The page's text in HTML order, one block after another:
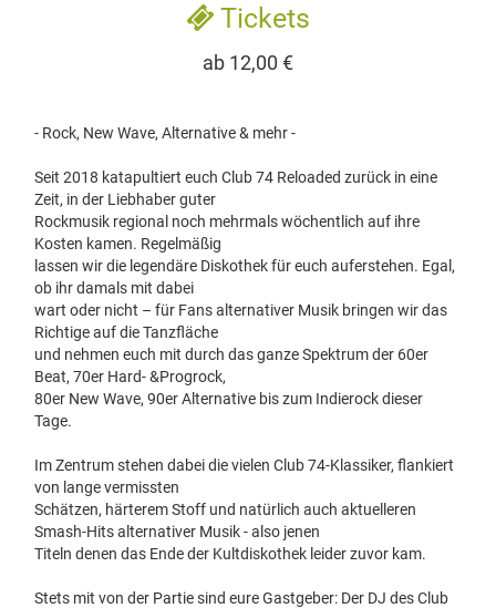
Tickets
ab 12,00 €
- Rock, New Wave, Alternative & mehr -
Seit 2018 katapultiert euch Club 74 Reloaded zurück in eine
Zeit, in der Liebhaber guter
Rockmusik regional noch mehrmals wöchentlich auf ihre
Kosten kamen. Regelmäßig
lassen wir die legendäre Diskothek für euch auferstehen. Egal,
ob ihr damals mit dabei
wart oder nicht – für Fans alternativer Musik bringen wir das
Richtige auf die Tanzfläche
und nehmen euch mit durch das ganze Spektrum der 60er
Beat, 70er Hard- &Progrock,
80er New Wave, 90er Alternative bis zum Indierock dieser
Tage.
Im Zentrum stehen dabei die vielen Club 74-Klassiker, flankiert
von lange vermissten
Schätzen, härterem Stoff und natürlich auch aktuelleren
Smash-Hits alternativer Musik - also jenen
Titeln denen das Ende der Kultdiskothek leider zuvor kam.
Stets mit von der Partie sind eure Gastgeber: Der DJ des Club